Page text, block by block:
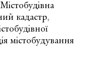
Містобудівна
кадастр,
містобудування